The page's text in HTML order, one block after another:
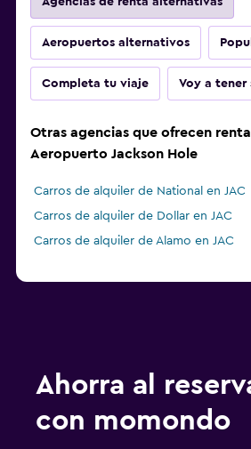
Aeropuertos alternativos
Completa tu viaje Voy a tener
Otras agencias que ofrecen
Aeropuerto Jackson Hole
Carros de alquiler de National en JAC
Carros de alquiler de Dollar en JAC
Carros de alquiler de Alamo en JAC
Ahorra al
con momondo